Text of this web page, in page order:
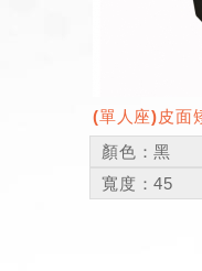
(單人座)皮面
顏色：黑
寬度：45